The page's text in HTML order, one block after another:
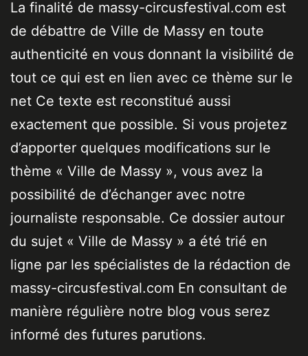
La finalité de massy-circusfestival.com est
de débattre de Ville de Massy en toute
authenticité en vous donnant la visibilité de
tout ce qui est en lien avec ce thème sur le
net Ce texte est reconstitué aussi
exactement que possible. Si vous projetez
d’apporter quelques modifications sur le
thème « Ville de Massy », vous avez la
possibilité de d’échanger avec notre
journaliste responsable. Ce dossier autour
du sujet « Ville de Massy » a été trié en
ligne par les spécialistes de la rédaction de
massy-circusfestival.com En consultant de
manière régulière notre blog vous serez
informé des futures parutions.